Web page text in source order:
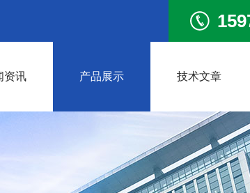
资讯 产品展示 技术文章